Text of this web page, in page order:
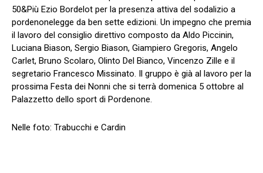
50&Più Ezio Bordelot per la presenza attiva del sodalizio a
pordenonelegge da ben sette edizioni. Un impegno che premia
il lavoro del consiglio direttivo composto da Aldo Piccinin,
Luciana Biason, Sergio Biason, Giampiero Gregoris, Angelo
Carlet, Bruno Scolaro, Olinto Del Bianco, Vincenzo Zille e il
segretario Francesco Missinato. Il gruppo è già al lavoro per la
prossima Festa dei Nonni che si terrà domenica 5 ottobre al
Palazzetto dello sport di Pordenone.
Nelle foto: Trabucchi e Cardin